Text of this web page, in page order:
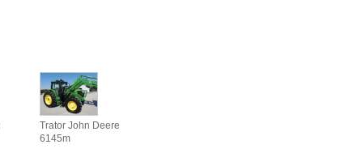
Trator John Deere
6145m